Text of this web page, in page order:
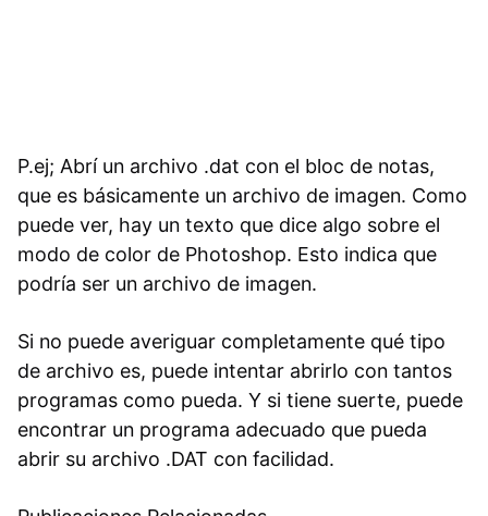
P.ej; Abrí un archivo .dat con el bloc de notas,
que es básicamente un archivo de imagen. Como
puede ver, hay un texto que dice algo sobre el
modo de color de Photoshop. Esto indica que
podría ser un archivo de imagen.
Si no puede averiguar completamente qué tipo
de archivo es, puede intentar abrirlo con tantos
programas como pueda. Y si tiene suerte, puede
encontrar un programa adecuado que pueda
abrir su archivo .DAT con facilidad.